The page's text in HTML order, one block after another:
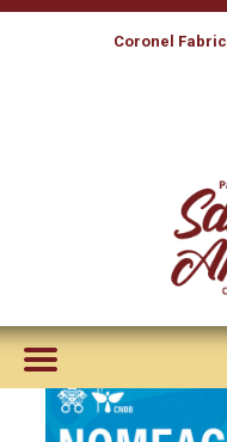
Coronel
PAPA
BISPO